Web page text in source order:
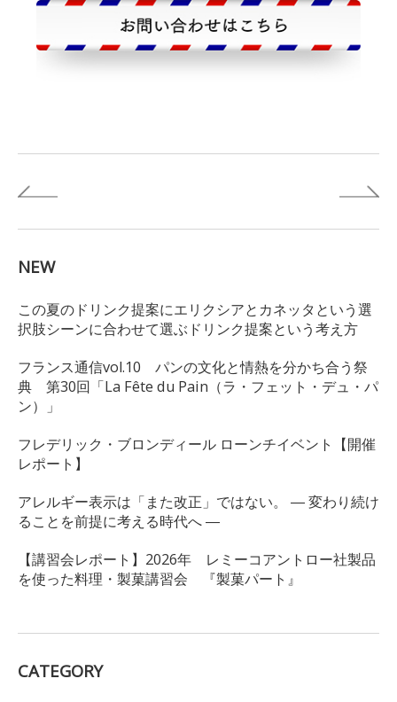
NEW
この夏のドリンク提案にエリクシアとカネッタという選
択肢シーンに合わせて選ぶドリンク提案という考え方
フランス通信vol.10 パンの文化と情熱を分かち合う祭
典 第30回「La Fête du Pain（ラ・フェット・デュ・パ
ン）」
フレデリック・ブロンディール ローンチイベント【開催
レポート】
アレルギー表示は「また改正」ではない。 ― 変わり続け
ることを前提に考える時代へ ―
【講習会レポート】2026年 レミーコアントロー社製品
を使った料理・製菓講習会 『製菓パート』
CATEGORY